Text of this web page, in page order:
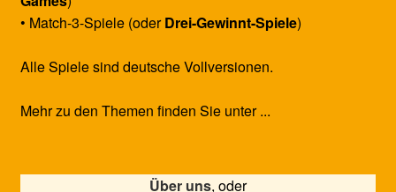
• Match-3-Spiele (oderDrei-Gewinnt-Spiele)
Alle Spiele sind deutsche Vollversionen.
Mehr zu den Themen finden Sie unter ...
Über uns, oder